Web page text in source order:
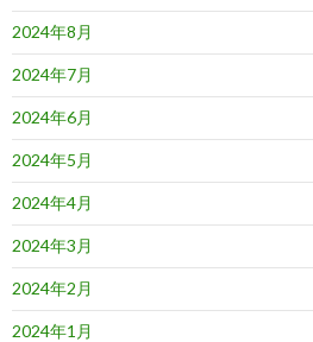
2024年8月
2024年7月
2024年6月
2024年5月
2024年4月
2024年3月
2024年2月
2024年1月